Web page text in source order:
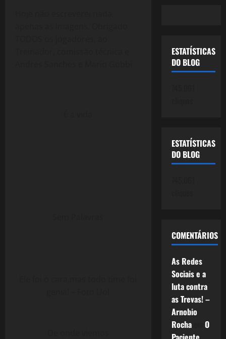
ESTATÍSTICAS
DO BLOG
ESTATÍSTICAS
DO BLOG
COMENTÁRIOS
As Redes
Sociais e a
luta contra
as Trevas! –
Arnobio
Rochaem O